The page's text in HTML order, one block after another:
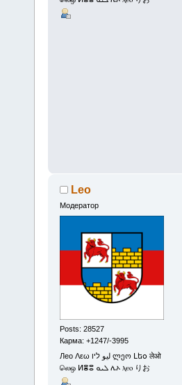
Leo
Модератор
Posts: 28527
Карма: +1247/-3995
Лео Λεω ليو ליו ლეო Լեօ लेओ
லெஒ ⵍⴻⵓ ܠܝܘ ሌኦ ⲗⲉⲟ りお